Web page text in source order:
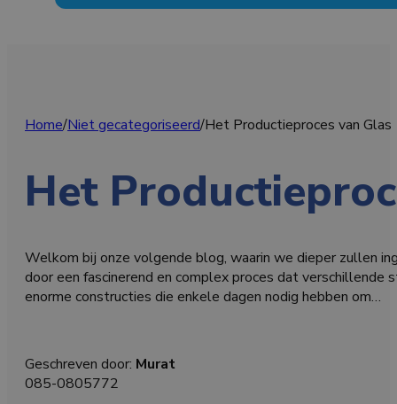
Home/Niet gecategoriseerd/Het Productieproces van Glas
Het
Welkom bij onze volgende blog, waarin we dieper zullen
door een fascinerend en complex proces dat
enorme constructies die enkele dagen nodig hebben om…
Geschreven door: Murat
085-0805772